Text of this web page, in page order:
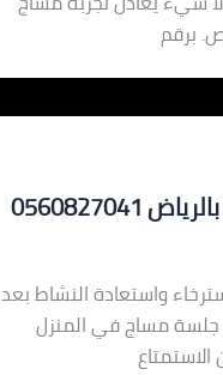
برقم
واستعادة النشاط بعد
جلسة مساج في المنزل
الاستمتاع